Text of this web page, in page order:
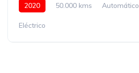
2020 50.000 kms Automático
Eléctrico